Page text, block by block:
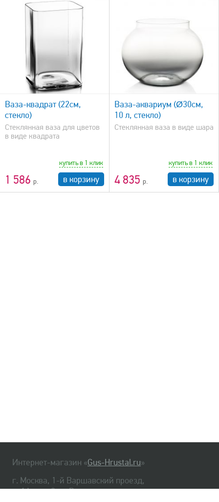
Ваза-квадрат (22см,
стекло)
Стеклянная ваза для цветов
в виде квадрата
1 586
купить в 1 клик
в корзину
быстрый просмотр
Ваза-аквариум (Ø30см,
10 л, стекло)
Стеклянная ваза в виде шара
4 835
купить в 1 клик
в корзину
Интернет-магазин «Gus-Hrustal.ru»
г. Москва, 1-й Варшавский проезд,
д. 1А, стр. 3, м. Варшавская